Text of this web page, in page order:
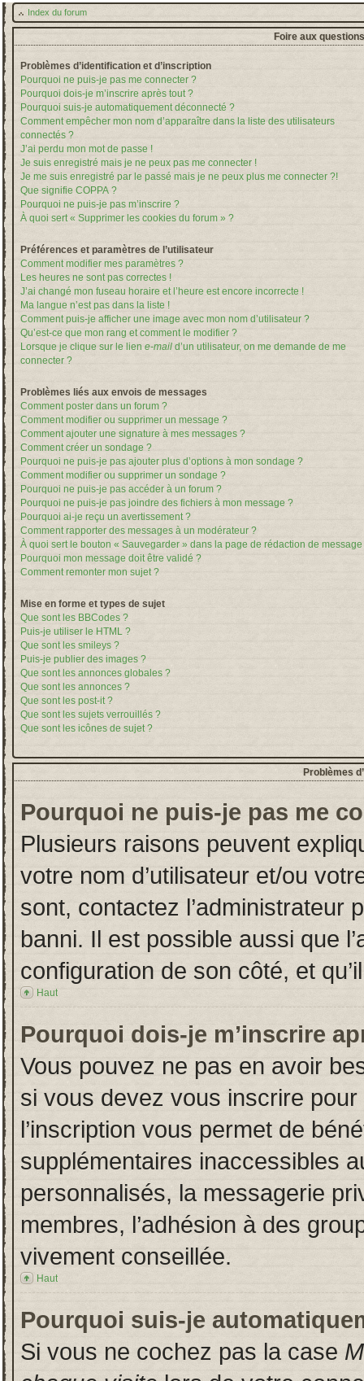
Index du forum
Foire aux
Problèmes d’identification et d’inscription
Pourquoi ne puis-je pas me connecter ?
Pourquoi dois-je m’inscrire après tout ?
Pourquoi suis-je automatiquement déconnecté ?
Comment empêcher mon nom d’apparaître dans la liste des utilisateurs
connectés ?
J’ai perdu mon mot de passe !
Je suis enregistré mais je ne peux pas me connecter !
Je me suis enregistré par le passé mais je ne peux plus me connecter ?!
Que signifie COPPA ?
Pourquoi ne puis-je pas m’inscrire ?
À quoi sert « Supprimer les cookies du forum » ?
Préférences et paramètres de l’utilisateur
Comment modifier mes paramètres ?
Les heures ne sont pas correctes !
J’ai changé mon fuseau horaire et l’heure est encore incorrecte !
Ma langue n’est pas dans la liste !
Comment puis-je afficher une image avec mon nom d’utilisateur ?
Qu’est-ce que mon rang et comment le modifier ?
Lorsque je clique sur le lien e-mail d’un utilisateur, on me demande de me
connecter ?
Problèmes liés aux envois de messages
Comment poster dans un forum ?
Comment modifier ou supprimer un message ?
Comment ajouter une signature à mes messages ?
Comment créer un sondage ?
Pourquoi ne puis-je pas ajouter plus d’options à mon sondage ?
Comment modifier ou supprimer un sondage ?
Pourquoi ne puis-je pas accéder à un forum ?
Pourquoi ne puis-je pas joindre des fichiers à mon message ?
Pourquoi ai-je reçu un avertissement ?
Comment rapporter des messages à un modérateur ?
À quoi sert le bouton « Sauvegarder » dans la page de rédaction de message
Pourquoi mon message doit être validé ?
Comment remonter mon sujet ?
Mise en forme et types de sujet
Que sont les BBCodes ?
Puis-je utiliser le HTML ?
Que sont les smileys ?
Puis-je publier des images ?
Que sont les annonces globales ?
Que sont les annonces ?
Que sont les post-it ?
Que sont les sujets verrouillés ?
Que sont les icônes de sujet ?
Problèmes
Pourquoi ne puis-je pas me
Plusieurs raisons peuvent
votre nom d’utilisateur et/ou
sont, contactez l’administrateur
banni. Il est possible aussi que
configuration de son côté, et
Haut
Pourquoi dois-je m’inscrire
Vous pouvez ne pas en avoir
si vous devez vous inscrire
l’inscription vous permet de
supplémentaires inaccessibles
personnalisés, la messagerie
membres, l’adhésion à des
vivement conseillée.
Haut
Pourquoi suis-je
Si vous ne cochez pas la case